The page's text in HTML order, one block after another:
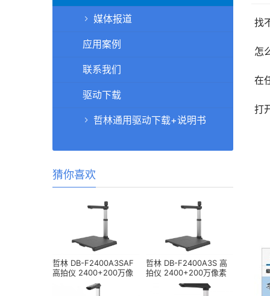
找
怎
在
打
媒体报道
应用案例
联系我们
驱动下载
哲林通用驱动下载+说明书
猜你喜欢
哲林 DB-F2400A3SAF
高拍仪 2400+200万像
哲林 DB-F2400A3S 高
拍仪 2400+200万像素